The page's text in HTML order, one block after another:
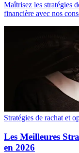
Maîtrisez les stratégies
financière avec nos
Stratégies de rachat et
Les Meilleures
en 2026